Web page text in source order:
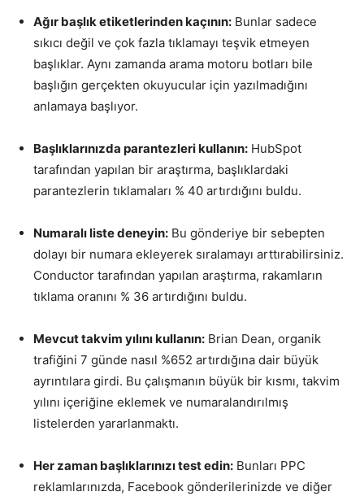
Ağır başlık etiketlerinden kaçının: Bunlar sadece
sıkıcı değil ve çok fazla tıklamayı teşvik etmeyen
başlıklar. Aynı zamanda arama motoru botları bile
başlığın gerçekten okuyucular için yazılmadığını
anlamaya başlıyor.
Başlıklarınızda parantezleri kullanın: HubSpot
tarafından yapılan bir araştırma, başlıklardaki
parantezlerin tıklamaları % 40 artırdığını buldu.
Numaralı liste deneyin: Bu gönderiye bir sebepten
dolayı bir numara ekleyerek sıralamayı arttırabilirsiniz.
Conductor tarafından yapılan araştırma, rakamların
tıklama oranını % 36 artırdığını buldu.
Mevcut takvim yılını kullanın: Brian Dean, organik
trafiğini 7 günde nasıl %652 artırdığına dair büyük
ayrıntılara girdi. Bu çalışmanın büyük bir kısmı, takvim
yılını içeriğine eklemek ve numaralandırılmış
listelerden yararlanmaktı.
Her zaman başlıklarınızı test edin: Bunları PPC
reklamlarınızda, Facebook gönderilerinizde ve diğer